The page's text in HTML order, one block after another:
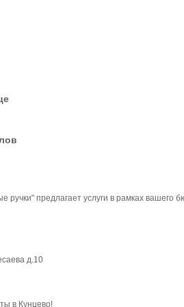
ручки" предлагает услуги в рамках вашего
д.10
в Кунцево!